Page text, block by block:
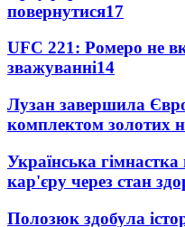
повернутися17
UFC 221: Ромеро не
зважуванні14
Лузан завершила
комплектом золотих
Українська
кар'єру через стан
Полозюк здобула